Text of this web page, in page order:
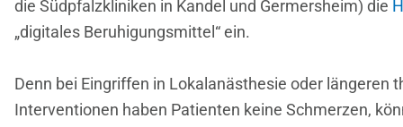
die Südpfalzkliniken in Kandel und Germersheim) die
„digitales Beruhigungsmittel“ ein.
Denn bei Eingriffen in Lokalanästhesie oder längeren
Interventionen haben Patienten keine Schmerzen,